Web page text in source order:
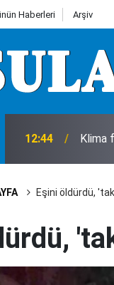
Haberleri Arşiv
12:40
Eşini öldürdü,